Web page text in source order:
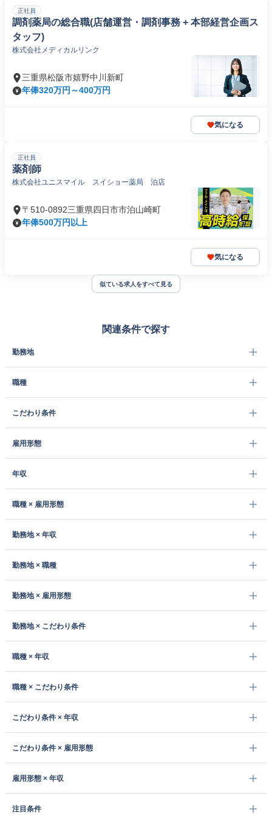
正社員
調剤薬局の総合職(店舗運営・調剤事務 + 本部経営企画ス
タッフ)
株式会社メディカルリンク
三重県松阪市嬉野中川新町
年俸320万円～400万円
気になる
正社員
薬剤師
株式会社ユニスマイル スイショー薬局 泊店
〒510-0892三重県四日市市泊山崎町
年俸500万円以上
気になる
似ている求人をすべて見る
関連条件で探す
勤務地
職種
こだわり条件
雇用形態
年収
職種 × 雇用形態
勤務地 × 年収
勤務地 × 職種
勤務地 × 雇用形態
勤務地 × こだわり条件
職種 × 年収
職種 × こだわり条件
こだわり条件 × 年収
こだわり条件 × 雇用形態
雇用形態 × 年収
注目条件